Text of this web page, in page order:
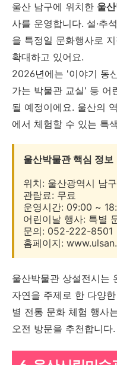
울산 남구에 위치한 울
사를 운영합니다. 설·추
을 특정일 문화행사로
확대하고 있어요.
2026년에는 '이야기 동
가는 박물관 교실' 등 어
될 예정이에요. 울산의
에서 체험할 수 있는 특
울산박물관 핵심 정보
위치: 울산광역시 남
관람료: 무료
운영시간: 09:00 ~
어린이날 행사: 특별
문의: 052-222-8501
홈페이지:
울산박물관 상설전시는
자연을 주제로 한 다양
별 전통 문화 체험 행사
오전 방문을 추천합니다.